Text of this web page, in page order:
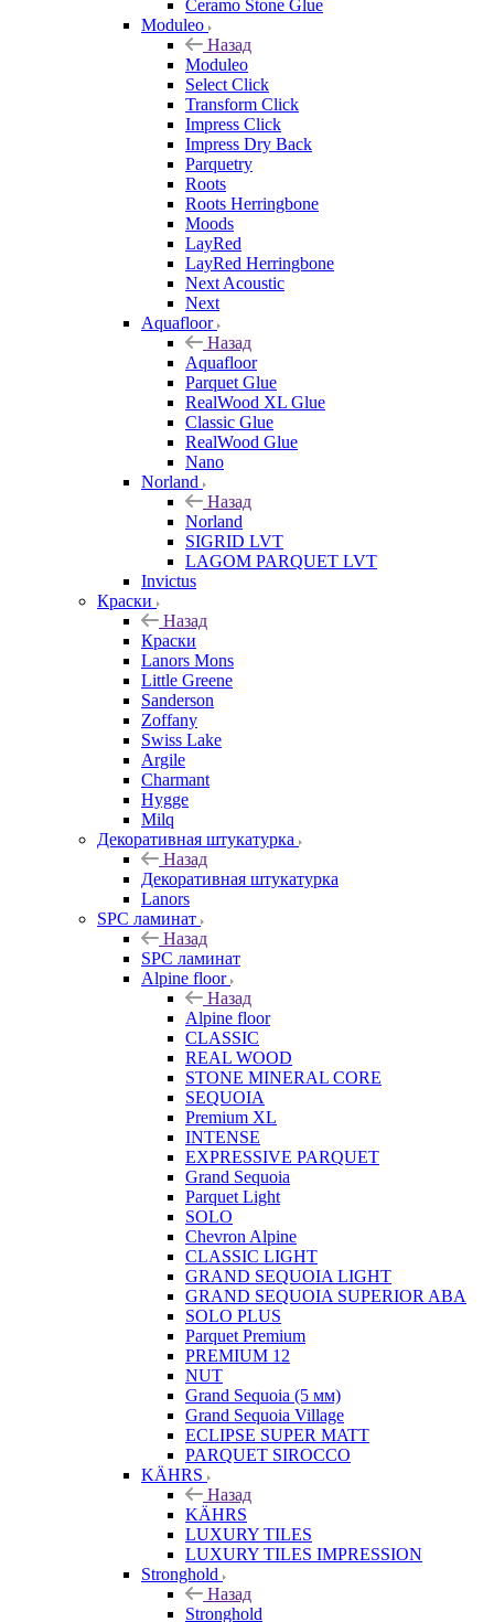
Ceramo Stone Glue
Moduleo
Назад
Moduleo
Select Click
Transform Click
Impress Click
Impress Dry Back
Parquetry
Roots
Roots Herringbone
Moods
LayRed
LayRed Herringbone
Next Acoustic
Next
Aquafloor
Назад
Aquafloor
Parquet Glue
RealWood XL Glue
Classic Glue
RealWood Glue
Nano
Norland
Назад
Norland
SIGRID LVT
LAGOM PARQUET LVT
Invictus
Краски
Назад
Краски
Lanors Mons
Little Greene
Sanderson
Zoffany
Swiss Lake
Argile
Charmant
Hygge
Milq
Декоративная штукатурка
Назад
Декоративная штукатурка
Lanors
SPC ламинат
Назад
SPC ламинат
Alpine floor
Назад
Alpine floor
CLASSIC
REAL WOOD
STONE MINERAL CORE
SEQUOIA
Premium XL
INTENSE
EXPRESSIVE PARQUET
Grand Sequoia
Parquet Light
SOLO
Chevron Alpine
CLASSIC LIGHT
GRAND SEQUOIA LIGHT
GRAND SEQUOIA SUPERIOR ABA
SOLO PLUS
Parquet Premium
PREMIUM 12
NUT
Grand Sequoia (5 мм)
Grand Sequoia Village
ECLIPSE SUPER MATT
PARQUET SIROCCO
KÄHRS
Назад
KÄHRS
LUXURY TILES
LUXURY TILES IMPRESSION
Stronghold
Назад
Stronghold